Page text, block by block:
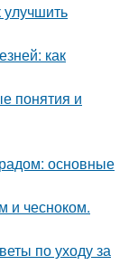
как
понятия и
основные
и чесноком.
по уходу за